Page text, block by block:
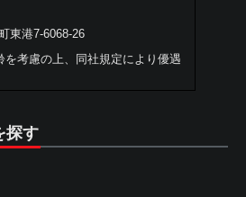
東港7-6068-26
を考慮の上、同社規定により優遇
探す